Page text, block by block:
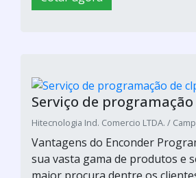
Hitecnologia Ind. Comercio LTDA. /
Vantagens do Enconder
sua vasta gama de produtos e
maior procura dentre os
Encoders, em especial, o
programável. O encoder é